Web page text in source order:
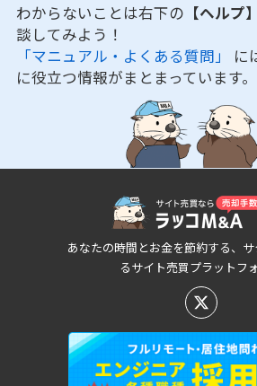
わからないことは右下の 【ヘルプ】
談してみよう！
「マニュアル・よくある質問」 に
に役立つ情報がまとまっています。
あなたの時間とお金を節約する、
るサイト売買プラットフ